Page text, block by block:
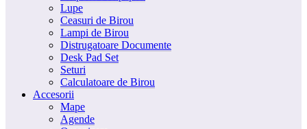
Lupe
Ceasuri de Birou
Lampi de Birou
Distrugatoare Documente
Desk Pad Set
Seturi
Calculatoare de Birou
Accesorii
Mape
Agende